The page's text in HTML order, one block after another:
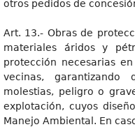
otros pedidos de
Art. 13.- Obras de
materiales áridos y
protección necesarias
vecinas,
molestias, peligro o
explotación, cuyos
Manejo Ambiental. En